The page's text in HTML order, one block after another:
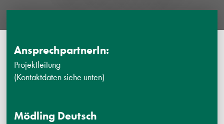
AnsprechpartnerIn:
Projektleitung
(Kontaktdaten siehe unten)
Mödling Deutsch